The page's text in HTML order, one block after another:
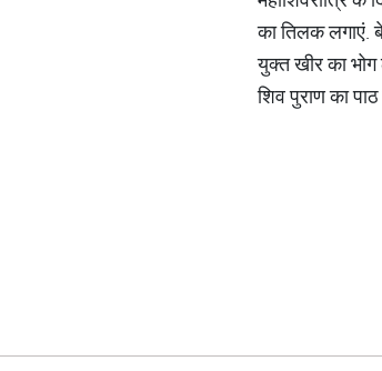
का तिलक लगाएं.
युक्त खीर का
शिव पुराण का